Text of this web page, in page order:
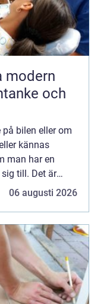
och
på bilen eller om
kännas
man har en
till. Det är
den som kan
06 augusti 2026